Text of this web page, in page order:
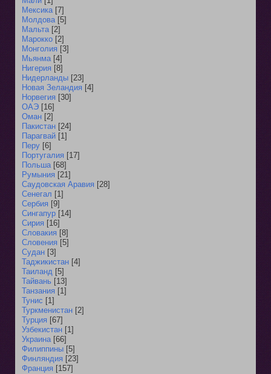
Мексика [7]
Молдова [5]
Мальта [2]
Марокко [2]
Монголия [3]
Мьянма [4]
Нигерия [8]
Нидерланды [23]
Новая Зеландия [4]
Норвегия [30]
ОАЭ [16]
Оман [2]
Пакистан [24]
Парагвай [1]
Перу [6]
Португалия [17]
Польша [68]
Румыния [21]
Саудовская Аравия [28]
Сенегал [1]
Сербия [9]
Сингапур [14]
Сирия [16]
Словакия [8]
Словения [5]
Судан [3]
Таджикистан [4]
Таиланд [5]
Тайвань [13]
Танзания [1]
Тунис [1]
Туркменистан [2]
Турция [67]
Узбекистан [1]
Украина [66]
Филиппины [5]
Финляндия [23]
Франция [157]